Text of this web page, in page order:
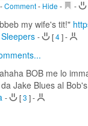
-Comment- Hide - -
my wife's tit!"
Sleepers - [4]-
BOB me lo
Jake Blues al
- [3 ]-